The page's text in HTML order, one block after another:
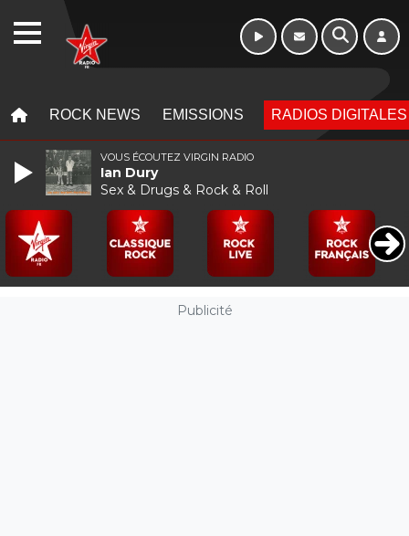
ROCK NEWS EMISSIONS RADIOS DIGITALES
Publicité
VOUS ÉCOUTEZ VIRGIN RADIO
Ian Dury
Sex & Drugs & Rock & Roll
WEBRADIO